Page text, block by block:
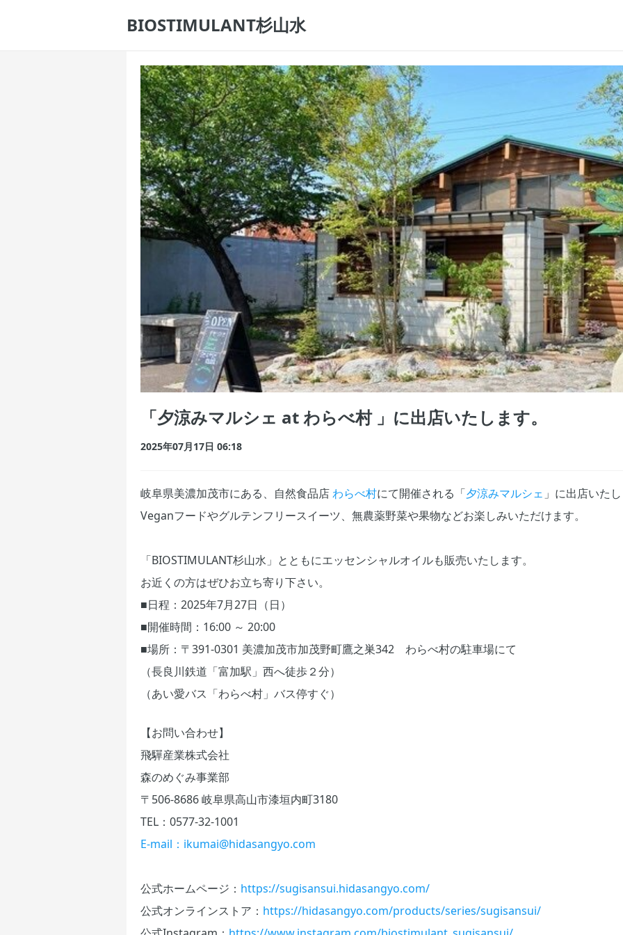
BIOSTIMULANT杉山水
「夕涼みマルシェ at わらべ村 ⁡」に出店いたします。
2025年07月17日 06:18
岐阜県美濃加茂市にある、自然食品店わらべ村にて開催される「夕涼みマルシェ 」に出店いた
Veganフードやグルテンフリースイーツ、無農薬野菜や果物などお楽しみいただけます。
「BIOSTIMULANT杉山水」とともにエッセンシャルオイルも販売いたします。
お近くの方はぜひお立ち寄り下さい。
■日程：2025年7月27日（日）
■開催時間：16:00 ～ 20:00
■場所：〒391-0301 美濃加茂市加茂野町鷹之巣342 わらべ村の駐車場にて
（長良川鉄道「富加駅」西へ徒歩２分）
（あい愛バス「わらべ村」バス停すぐ）
【お問い合わせ】
飛驒産業株式会社
森のめぐみ事業部
〒506-8686 岐阜県高山市漆垣内町3180
TEL：0577-32-1001
E-mail：ikumai@hidasangyo.com
公式ホームページ： https://sugisansui.hidasangyo.com/
公式オンラインストア： https://hidasangyo.com/products/series/sugisansui/